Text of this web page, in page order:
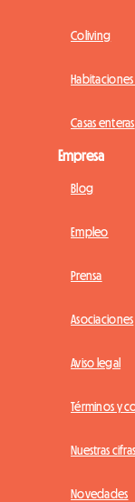
Coliving
Casas enteras
Empresa
Blog
Empleo
Prensa
Asociaciones
Aviso legal
Términos y
Nuestras cifras
Novedades